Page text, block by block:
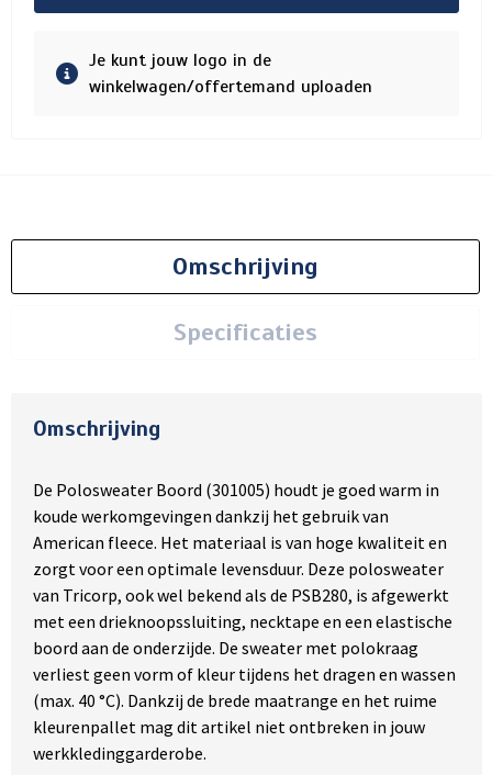
Je kunt jouw logo in de
winkelwagen/offertemand uploaden
Omschrijving
Specificaties
Omschrijving
De Polosweater Boord (301005) houdt je goed warm in
koude werkomgevingen dankzij het gebruik van
American fleece. Het materiaal is van hoge kwaliteit en
zorgt voor een optimale levensduur. Deze polosweater
van Tricorp, ook wel bekend als de PSB280, is afgewerkt
met een drieknoopssluiting, necktape en een elastische
boord aan de onderzijde. De sweater met polokraag
verliest geen vorm of kleur tijdens het dragen en wassen
(max. 40 °C). Dankzij de brede maatrange en het ruime
kleurenpallet mag dit artikel niet ontbreken in jouw
werkkledinggarderobe.